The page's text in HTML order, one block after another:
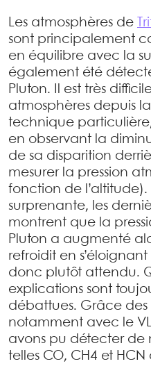
Les atmosphères de
sont principalement
en équilibre avec la
également été
Pluton. Il est très
atmosphères depuis
technique
en observant la
de sa disparition
mesurer la pression
fonction de
surprenante, les
montrent que la
Pluton a augmenté
refroidit en s’éloignant
donc plutôt attendu.
explications sont
débattues. Grâce des
notamment avec le
avons pu détecter de
telles CO, CH4 et